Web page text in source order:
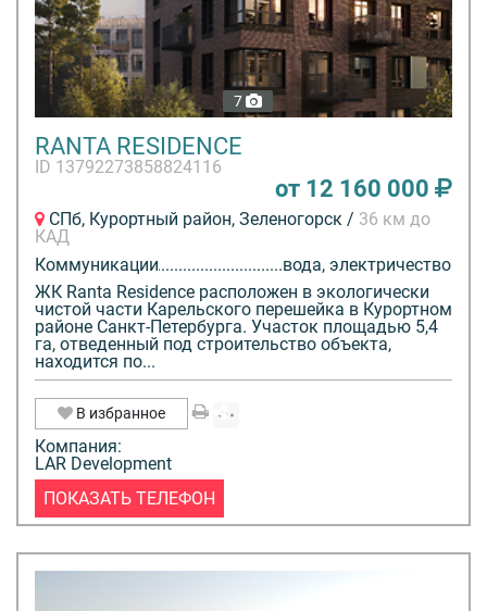
7
RANTA RESIDENCE
ID 13792273858824116
от 12 160 000
СПб, Курортный район, Зеленогорск / 36 км до
КАД
Коммуникации
вода, электричество
ЖК Ranta Residence расположен в экологически
чистой части Карельского перешейка в Курортном
районе Санкт-Петербурга. Участок площадью 5,4
га, отведенный под строительство объекта,
находится по...
В избранное
Компания:
LAR Development
ПОКАЗАТЬ ТЕЛЕФОН